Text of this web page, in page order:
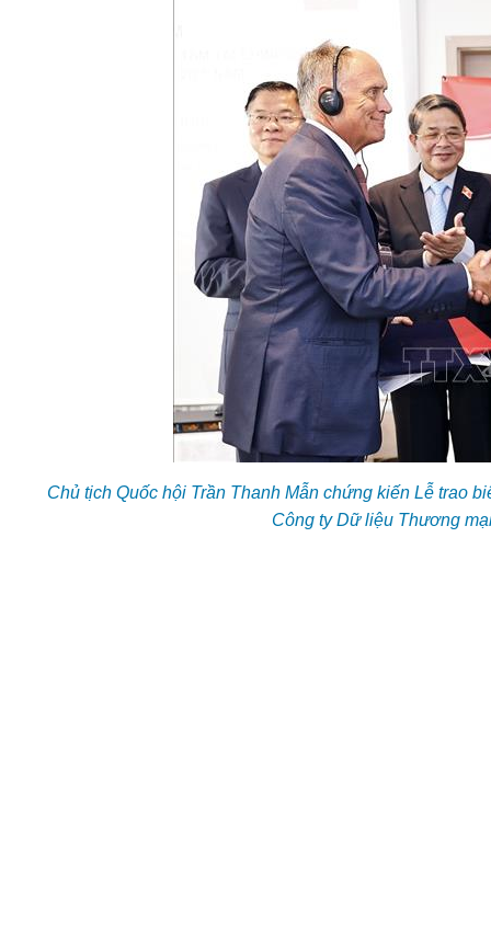
Chủ tịch Quốc hội Trần Thanh Mẫn chứng kiến Lễ trao
Công ty Dữ liệu Thương